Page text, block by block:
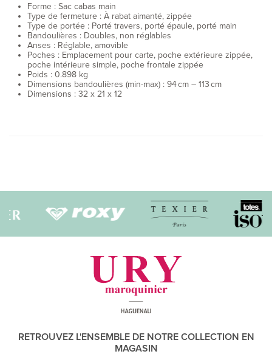
Forme : Sac cabas main
Type de fermeture : À rabat aimanté, zippée
Type de portée : Porté travers, porté épaule, porté main
Bandoulières : Doubles, non réglables
Anses : Réglable, amovible
Poches : Emplacement pour carte, poche extérieure zippée,
poche intérieure simple, poche frontale zippée
Poids : 0.898 kg
Dimensions bandoulières (min-max) : 94cm – 113cm
Dimensions : 32 x 21 x 12
RETROUVEZ L'ENSEMBLE DE NOTRE COLLECTION EN
MAGASIN